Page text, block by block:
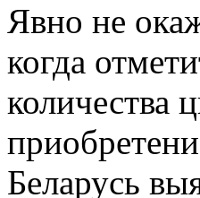
Явнo нe
когда
количества
Беларусь